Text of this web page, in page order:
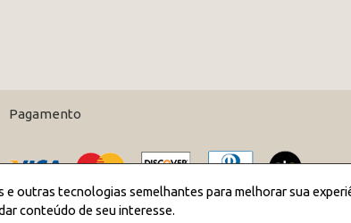
Pagamento
e outras tecnologias semelhantes para melhorar sua
conteúdo de seu interesse.